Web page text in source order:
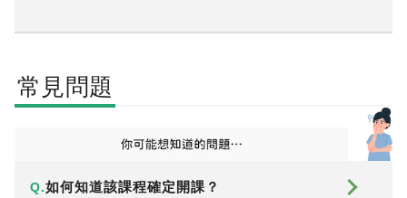
常見問題
Q.如何知道該課程確定開課？